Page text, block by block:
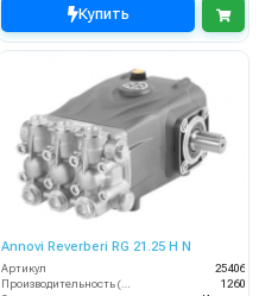
Купить
Annovi Reverberi RG 21.25 H N
Артикул
25406
1260